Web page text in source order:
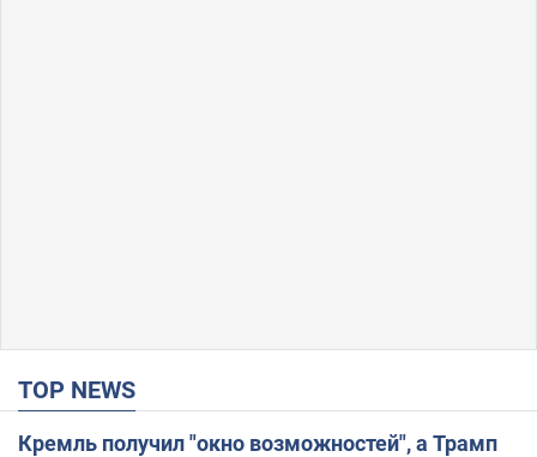
TOP NEWS
Кремль получил "окно возможностей", а Трамп